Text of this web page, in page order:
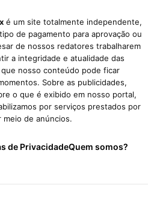
é um site totalmente independente,
de pagamento para aprovação ou
de nossos redatores trabalharem
a integridade e atualidade das
nosso conteúdo pode ficar
Sobre as publicidades,
o que é exibido em nosso portal,
por serviços prestados por
de anúncios.
de PrivacidadeQuem somos?